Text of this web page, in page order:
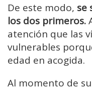
De este modo, se
los dos primeros.
atención que las
vulnerables
edad en acogida.
Al momento de